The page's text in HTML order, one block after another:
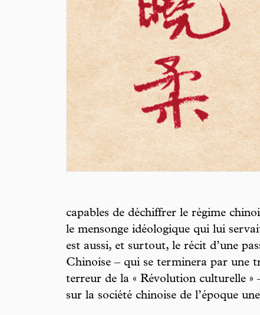
capables de déchiffrer le régime
le mensonge idéologique qui lui
est aussi, et surtout, le récit d’une
Chinoise – qui se terminera par une
terreur de la « Révolution culturelle »
sur la société chinoise de l’époque